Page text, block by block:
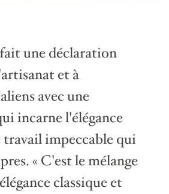
une déclaration
et à
avec une
incarne l'élégance
travail impeccable qui
« C'est le mélange
classique et